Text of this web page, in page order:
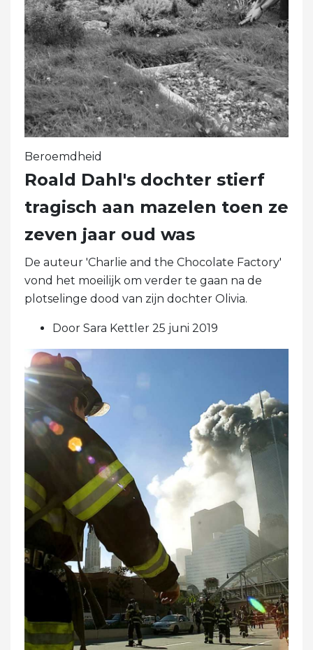
Beroemdheid
Roald Dahl's dochter stierf
tragisch aan mazelen toen ze
zeven jaar oud was
De auteur 'Charlie and the Chocolate Factory'
vond het moeilijk om verder te gaan na de
plotselinge dood van zijn dochter Olivia.
Door Sara Kettler 25 juni 2019